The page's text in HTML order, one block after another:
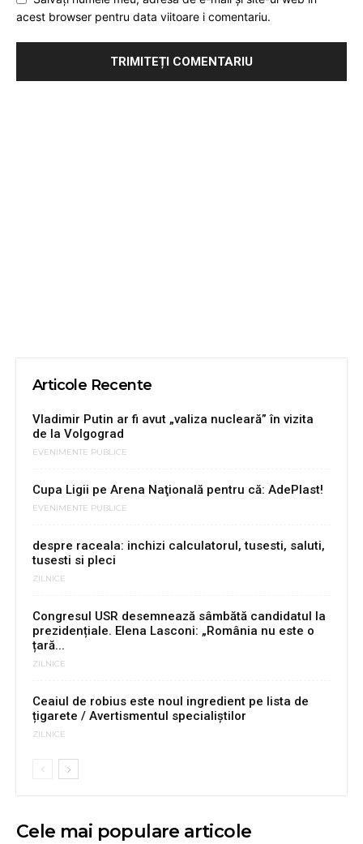
acest browser pentru data viitoare i comentariu.
Articole Recente
Vladimir Putin ar fi avut „valiza nucleară” în vizita
de la Volgograd
EVENIMENTE PUBLICE
Cupa Ligii pe Arena Naţională pentru că: AdePlast!
EVENIMENTE PUBLICE
despre raceala: inchizi calculatorul, tusesti, saluti,
tusesti si pleci
ZILNICE
Congresul USR desemnează sâmbătă candidatul la
prezidențiale. Elena Lasconi: „România nu este o
țară...
ZILNICE
Ceaiul de robius este noul ingredient pe lista de
țigarete / Avertismentul specialiștilor
ZILNICE
Cele mai populare articole